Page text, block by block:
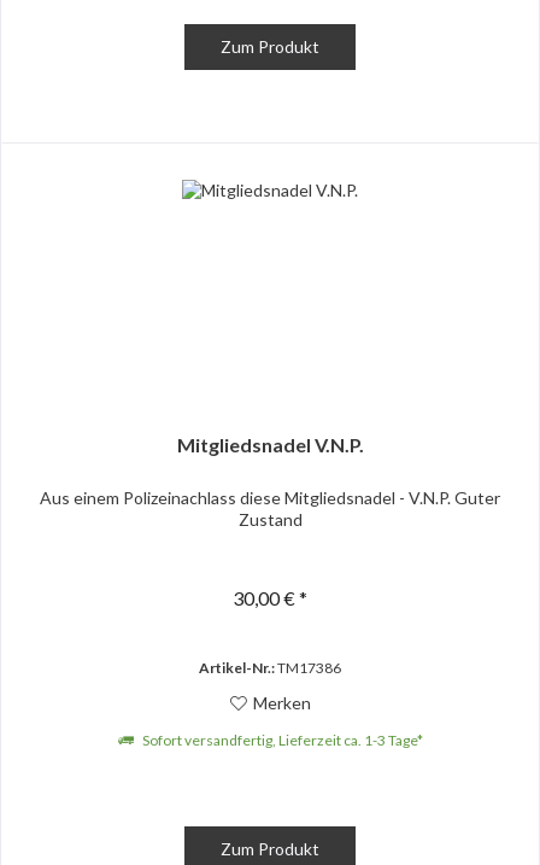
Zum Produkt
Mitgliedsnadel V.N.P.
Aus einem Polizeinachlass diese Mitgliedsnadel - V.N.P. Guter
Zustand
30,00 € *
Artikel-Nr.:TM17386
Merken
Sofort versandfertig, Lieferzeit ca. 1-3 Tage*
Zum Produkt